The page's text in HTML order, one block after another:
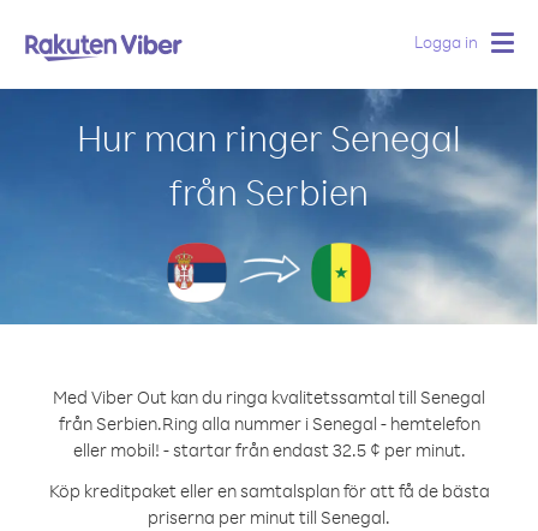
Logga in
Hur man ringer Senegal
från Serbien
Med Viber Out kan du ringa kvalitetssamtal till Senegal
från Serbien.Ring alla nummer i Senegal - hemtelefon
eller mobil! - startar från endast 32.5 ¢ per minut.
Köp kreditpaket eller en samtalsplan för att få de bästa
priserna per minut till Senegal.